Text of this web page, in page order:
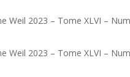
Weil 2023 – Tome XLVI –
Weil 2023 – Tome XLVI –